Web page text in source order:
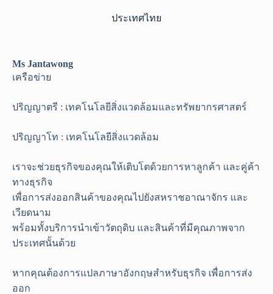
ประเทศไทย
Ms Jantawong
เครือข่าย
ปริญญาตรี : เทคโนโลยีสิ่งแวดล้อมและทรัพยากรศาสตร์
ปริญญาโท : เทคโนโลยีสิ่งแวดล้อม
เราจะช่วยธุรกิจของคุณให้เติบโตด้วยการหาลูกค้า และคู่ค้า
ทางธุรกิจ
เพื่อการส่งออกสินค้าของคุณไปยังสหราชอาณาจักร และ
เวียดนาม
พร้อมทั้งบริการนำเข้าวัตถุดิบ และสินค้าที่มีคุณภาพจาก
ประเทศนั้นด้วย
หากคุณต้องการแปลภาษาอังกฤษสำหรับธุรกิจ เพื่อการส่ง
ออก